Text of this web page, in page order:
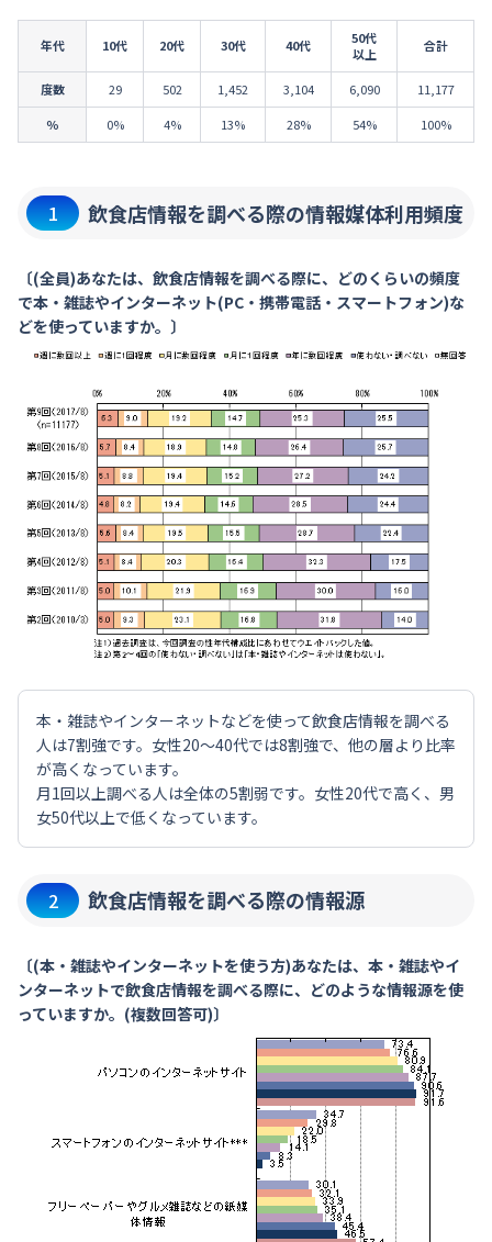
年代 10代 20代 30代 40代
50代
以上
合計
度数 29 502 1,452 3,104 6,090
11,177
％
0% 4% 13% 28% 54% 100%
1 飲食店情報を調べる際の情報媒体利用頻度
〔(全員)あなたは、飲食店情報を調べる際に、どのくらいの頻度
で本・雑誌やインターネット(PC・携帯電話・スマートフォン)な
どを使っていますか。〕
本・雑誌やインターネットなどを使って飲食店情報を調べる
人は7割強です。女性20～40代では8割強で、他の層より比率
が高くなっています。
月1回以上調べる人は全体の5割弱です。女性20代で高く、男
女50代以上で低くなっています。
2 飲食店情報を調べる際の情報源
〔(本・雑誌やインターネットを使う方)あなたは、本・雑誌やイ
ンターネットで飲食店情報を調べる際に、どのような情報源を使
っていますか。(複数回答可)〕